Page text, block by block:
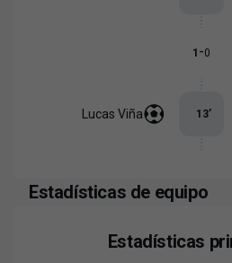
1 -0
Lucas Viña 13’
Estadísticas de equipo
Estadísticas